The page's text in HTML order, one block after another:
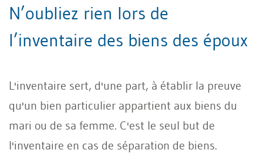
N’oubliez rien lors de
l’inventaire des biens des époux
L'inventaire sert, d'une part, à établir la preuve
qu'un bien particulier appartient aux biens du
mari ou de sa femme. C'est le seul but de
l'inventaire en cas de séparation de biens.